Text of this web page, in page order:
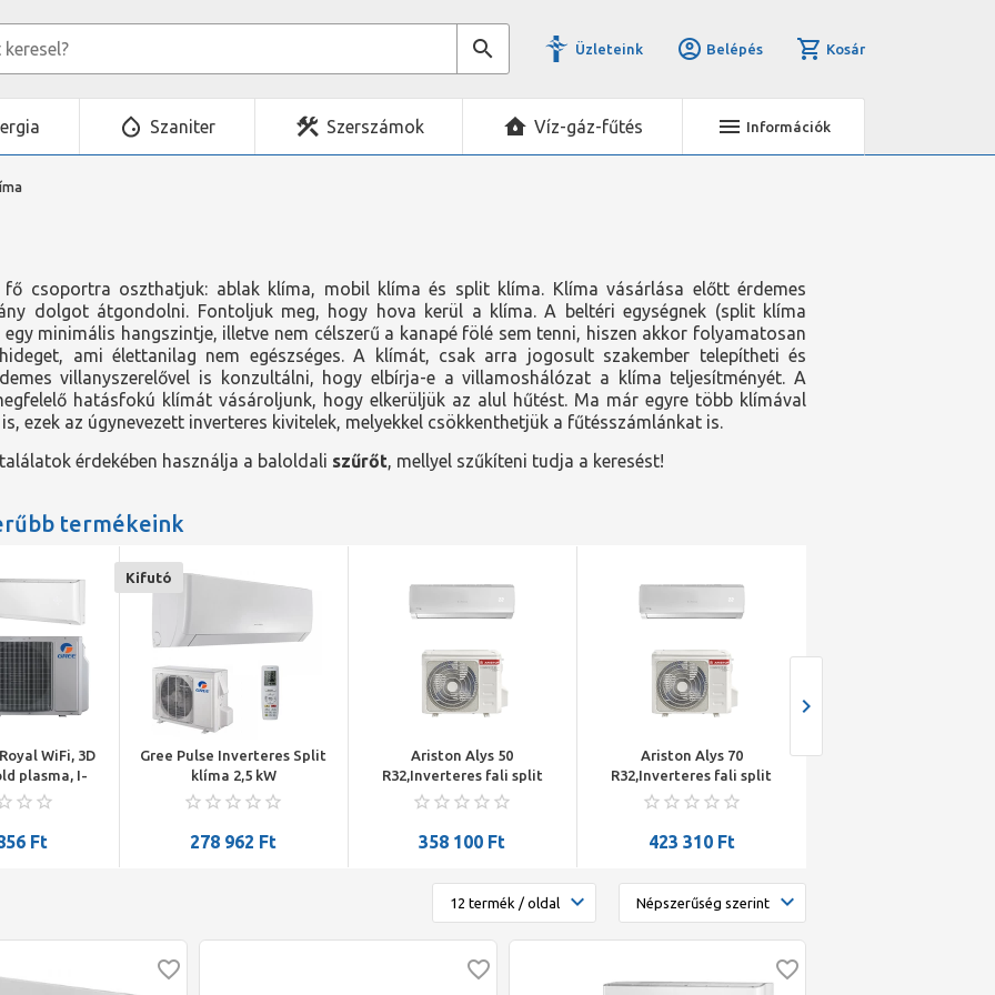
Üzleteink Belépés Kosár
Szaniter Szerszámok Víz-gáz-fűtés Információk
csoportra oszthatjuk: ablak klíma, mobil klíma és split klíma. Klíma vásárlása előtt érdemes
dolgot átgondolni. Fontoljuk meg, hogy hova kerül a klíma. A beltéri egységnek (split klíma
egy minimális hangszintje, illetve nem célszerű a kanapé fölé sem tenni, hiszen akkor folyamatosan
ami élettanilag nem egészséges. A klímát, csak arra jogosult szakember telepítheti és
villanyszerelővel is konzultálni, hogy elbírja-e a villamoshálózat a klíma teljesítményét. A
hatásfokú klímát vásároljunk, hogy elkerüljük az alul hűtést. Ma már egyre több klímával
ezek az úgynevezett inverteres kivitelek, melyekkel csökkenthetjük a fűtésszámlánkat is.
érdekében használja a baloldali szűrőt, mellyel szűkíteni tudja a keresést!
termékeink
WiFi, 3D
plasma, I-
os
t. 3,5kW
Ft
Gree Pulse Inverteres Split
klíma 2,5 kW
Kifutó
278 962 Ft
Ariston Alys 50
R32,Inverteres fali split
klímaberendezés R32
hűtőteljesítménnyel
358 100 Ft
Ariston Alys 70
R32,Inverteres fali split
klímaberendezés R32
hűtőteljesítménnyel
423 310 Ft